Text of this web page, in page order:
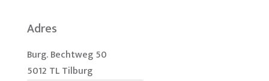
Adres
Burg. Bechtweg 50
5012 TL Tilburg